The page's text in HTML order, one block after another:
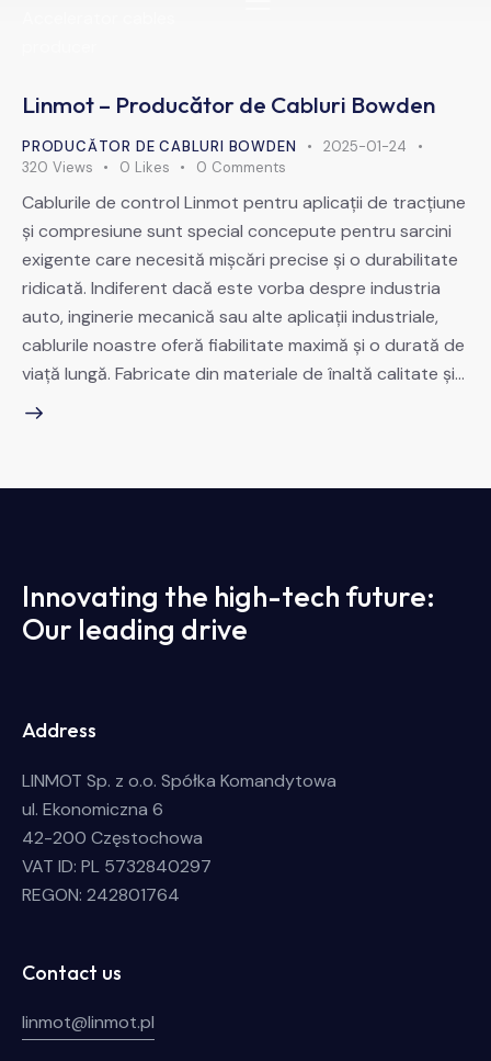
Linmot – Producător de Cabluri Bowden
PRODUCĂTOR DE CABLURI BOWDEN
2025-01-24
320 Views 0 Likes 0 Comments
Cablurile de control Linmot pentru aplicații de tracțiune
și compresiune sunt special concepute pentru sarcini
exigente care necesită mișcări precise și o durabilitate
ridicată. Indiferent dacă este vorba despre industria
auto, inginerie mecanică sau alte aplicații industriale,
cablurile noastre oferă fiabilitate maximă și o durată de
viață lungă. Fabricate din materiale de înaltă calitate și…
Innovating the high-tech future:
Our leading drive
Address
LINMOT Sp. z o.o. Spółka Komandytowa
ul. Ekonomiczna 6
42-200 Częstochowa
VAT ID: PL 5732840297
REGON: 242801764
Contact us
linmot@linmot.pl